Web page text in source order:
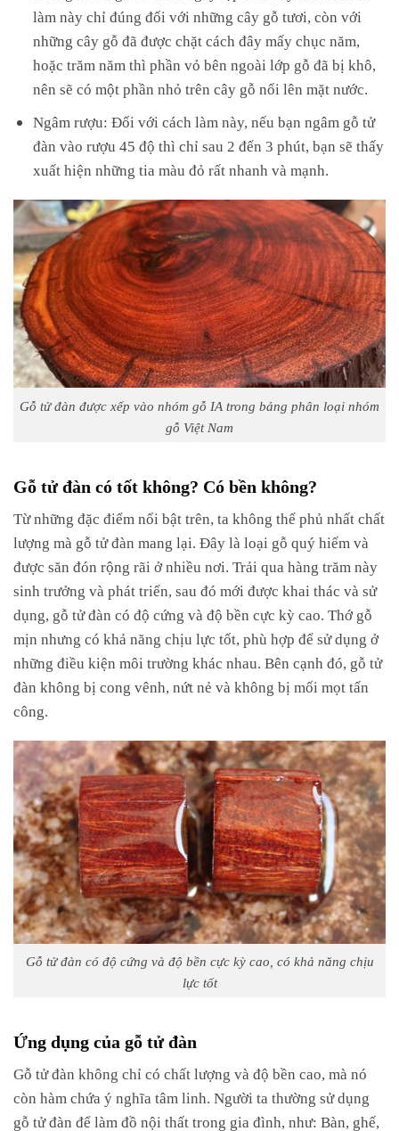
làm này chỉ đúng đối với những cây gỗ tươi, còn với
những cây gỗ đã được chặt cách đây mấy chục năm,
hoặc trăm năm thì phần vỏ bên ngoài lớp gỗ đã bị khô,
nên sẽ có một phần nhỏ trên cây gỗ nổi lên mặt nước.
Ngâm rượu: Đối với cách làm này, nếu bạn ngâm gỗ tử
đàn vào rượu 45 độ thì chỉ sau 2 đến 3 phút, bạn sẽ thấy
xuất hiện những tia màu đỏ rất nhanh và mạnh.
Gỗ tử đàn được xếp vào nhóm gỗ IA trong bảng phân loại nhóm
gỗ Việt Nam
Gỗ tử đàn có tốt không? Có bền không?
Từ những đặc điểm nổi bật trên, ta không thể phủ nhất chất
lượng mà gỗ tử đàn mang lại. Đây là loại gỗ quý hiếm và
được săn đón rộng rãi ở nhiều nơi. Trải qua hàng trăm này
sinh trưởng và phát triển, sau đó mới được khai thác và sử
dụng, gỗ tử đàn có độ cứng và độ bền cực kỳ cao. Thớ gỗ
mịn nhưng có khả năng chịu lực tốt, phù hợp để sử dụng ở
những điều kiện môi trường khác nhau. Bên cạnh đó, gỗ tử
đàn không bị cong vênh, nứt nẻ và không bị mối mọt tấn
công.
Gỗ tử đàn có độ cứng và độ bền cực kỳ cao, có khả năng chịu
lực tốt
Ứng dụng của gỗ tử đàn
Gỗ tử đàn không chỉ có chất lượng và độ bền cao, mà nó
còn hàm chứa ý nghĩa tâm linh. Người ta thường sử dụng
gỗ tử đàn để làm đồ nội thất trong gia đình, như: Bàn, ghế,